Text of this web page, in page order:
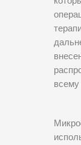
всему